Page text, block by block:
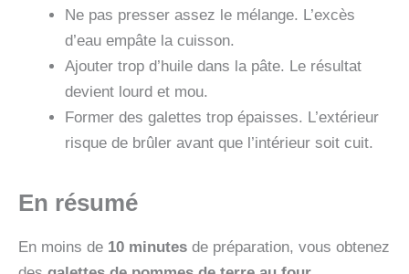
Ne pas presser assez le mélange. L’excès
d’eau empâte la cuisson.
Ajouter trop d’huile dans la pâte. Le résultat
devient lourd et mou.
Former des galettes trop épaisses. L’extérieur
risque de brûler avant que l’intérieur soit cuit.
En résumé
En moins de 10 minutes de préparation, vous obtenez